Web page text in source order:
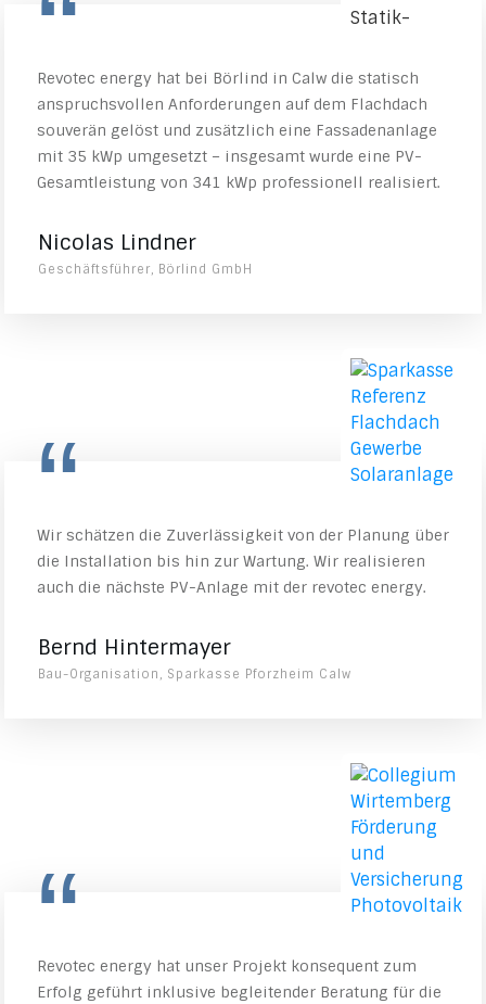
“
Revotec energy hat bei Börlind in Calw die statisch
anspruchsvollen Anforderungen auf dem Flachdach
souverän gelöst und zusätzlich eine Fassadenanlage
mit 35 kWp umgesetzt – insgesamt wurde eine PV-
Gesamtleistung von 341 kWp professionell realisiert.
Nicolas Lindner
Geschäftsführer, Börlind GmbH
“
Wir schätzen die Zuverlässigkeit von der Planung über
die Installation bis hin zur Wartung. Wir realisieren
auch die nächste PV-Anlage mit der revotec energy.
Bernd Hintermayer
Bau-Organisation, Sparkasse Pforzheim Calw
“
Revotec energy hat unser Projekt konsequent zum
Erfolg geführt inklusive begleitender Beratung für die